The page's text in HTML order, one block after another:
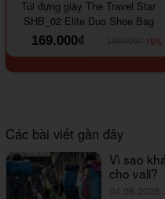
Túi đựng giày The Travel Star
SHB_02 Elite Duo Shoe Bag
169.000₫
-15%
Các bài viết gần đây
Vì sao
cho vali?
04.08.2026